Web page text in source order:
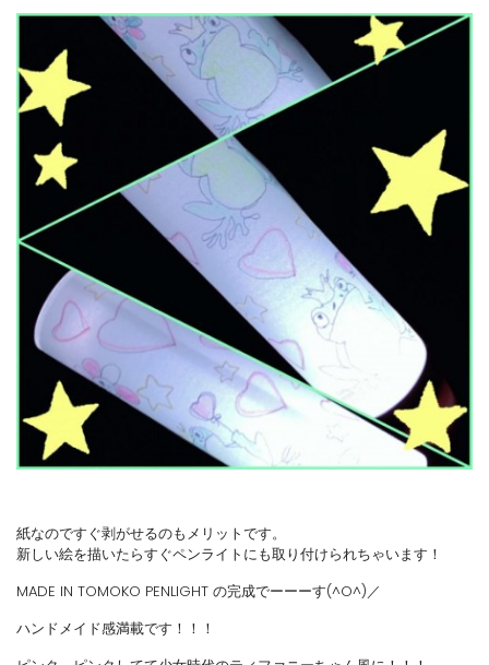
紙なのですぐ剥がせるのもメリットです。
新しい絵を描いたらすぐペンライトにも取り付けられちゃいます！
MADE IN TOMOKO PENLIGHT の完成でーーーす(^O^)／
ハンドメイド感満載です！！！